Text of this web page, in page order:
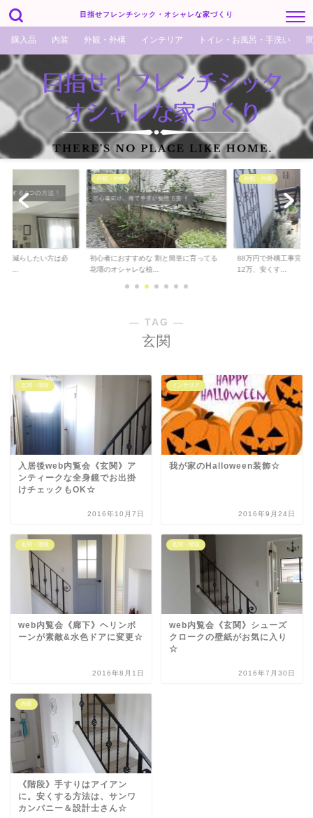
目指せフレンチシック・オシャレな家づくり
購入品 内装 外観・外構 インテリア トイレ・お風呂・手洗い
も減らしたい方は必
ら...
外観・外構
初心者におすすめな 割と簡単に育ってる
花壇のオシャレな植...
外観・外構
88万円で外構工事完了
12万、安くす...
― TAG ―
玄関
玄関・階段
入居後web内覧会《玄関》ア
ンティークな全身鏡でお出掛
けチェックもOK☆
2016年10月7日
インテリア
我が家のHalloween装飾☆
2016年9月24日
玄関・階段
web内覧会《廊下》ヘリンボ
ーンが素敵&水色ドアに変更☆
2016年8月1日
玄関・階段
web内覧会《玄関》シューズ
クロークの壁紙がお気に入り
☆
2016年7月30日
内装
《階段》手すりはアイアン
に。安くする方法は、サンワ
カンパニー＆設計士さん☆